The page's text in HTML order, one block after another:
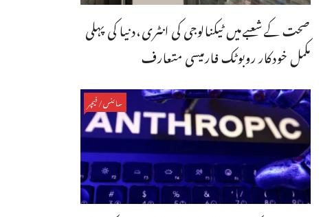
صحت کےشعبےمیں ٹیکنالوجی کی انٹری،دنیا کی پہلی
مکمل خودکار روبوٹک فارمیسی متعارف
سائنس/فیچر